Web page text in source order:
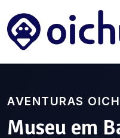
AVENTURAS
Museu em